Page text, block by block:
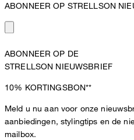
ABONNEER OP STRELLSON
ABONNEER OP DE
STRELLSON NIEUWSBRIEF
10% KORTINGSBON**
Meld u nu aan voor onze
aanbiedingen, stylingtips en de
mailbox.